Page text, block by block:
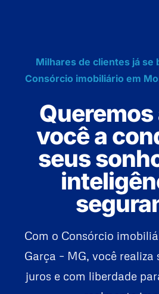
Milhares de clientes já se
Consórcio imobiliário em
você a
seus
Com o Consórcio
Garça – MG, você realiza
juros e com liberdade